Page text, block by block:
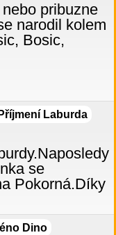
pribuzne
narodil kolem
Bosic,
Laburda
se
Pokorná.Díky
Dino